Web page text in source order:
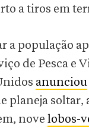
a tiros em
a população
de Pesca e
anunciou
planeja soltar,
nove lobos-